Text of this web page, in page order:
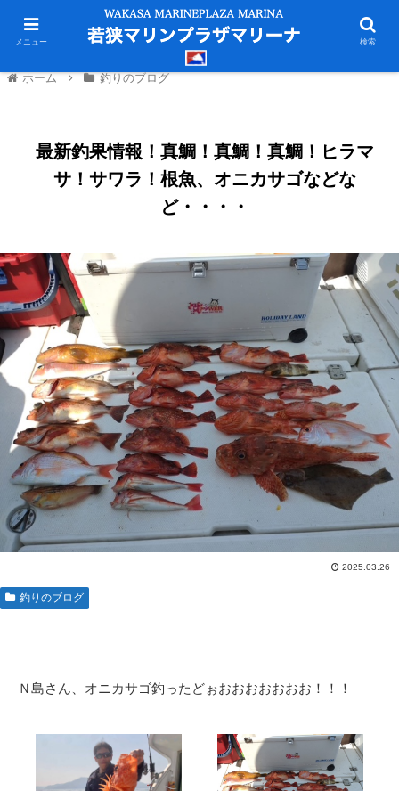
ホーム 釣りのブログ
最新釣果情報！真鯛！真鯛！真鯛！ヒラマ
サ！サワラ！根魚、オニカサゴなどな
ど・・・・
2025.03.26
釣りのブログ
Ｎ島さん、オニカサゴ釣ったどぉおおおおおおお！！！
メニュー 検索